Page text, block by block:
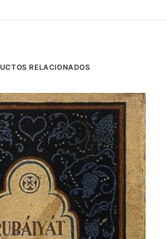
RELACIONADOS